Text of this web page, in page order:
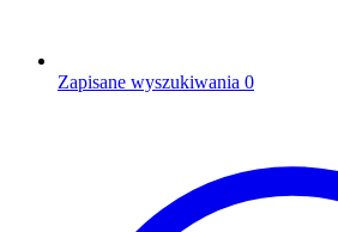
Zapisane wyszukiwania 0